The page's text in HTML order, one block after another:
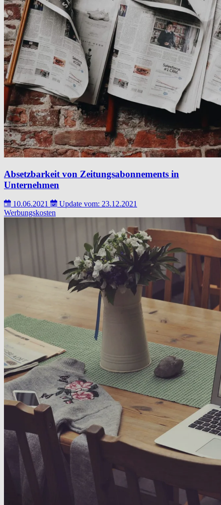
Absetzbarkeit von Zeitungsabonnements in
Unternehmen
10.06.2021
Update vom: 23.12.2021
Werbungskosten